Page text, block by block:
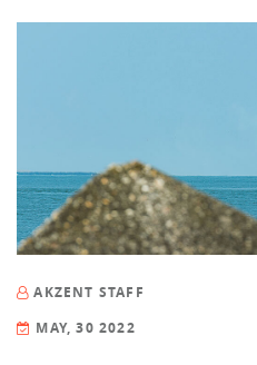
AKZENT STAFF
MAY, 30 2022